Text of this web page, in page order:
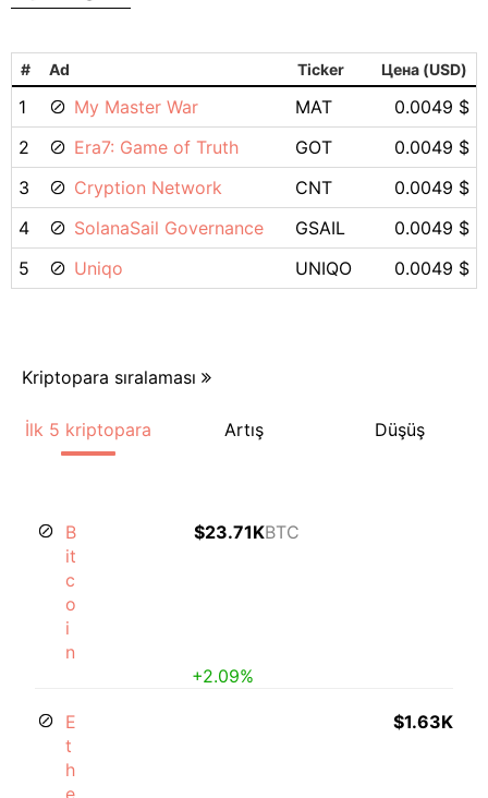
# Ad Ticker Цена (USD)
1 My Master War MAT
0.0049 $
2
Era7: Game of Truth GOT
0.0049 $
3
Cryption Network CNT
0.0049 $
4
SolanaSail Governance GSAIL
0.0049 $
5
Uniqo UNIQO 0.0049 $
Kriptopara sıralaması
İlk 5 kriptopara Artış Düşüş
B
it
c
o
i
n
$23.71KBTC
+2.09%
E
t
h
$1.63K